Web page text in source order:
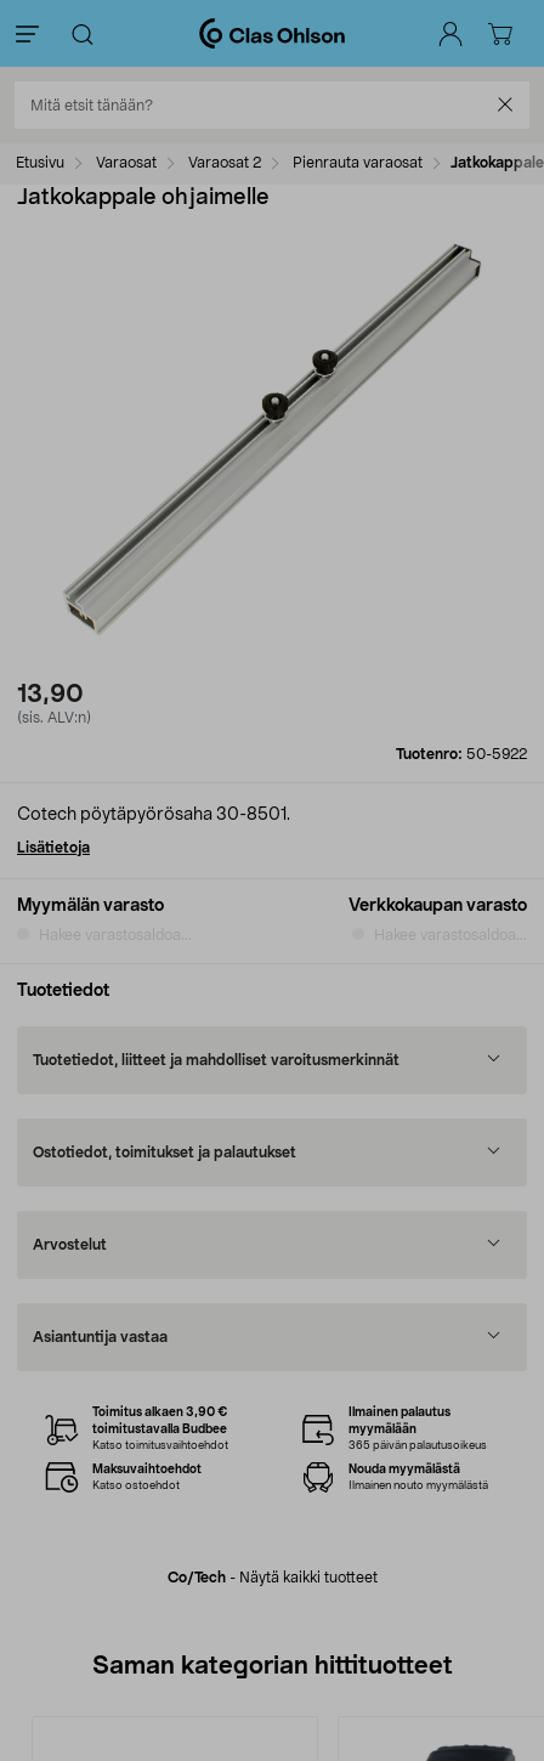
Etusivu Varaosat Varaosat 2 Pienrauta varaosat
Jatkokappale ohjaimelle
13,90
(sis. ALV:n)
Tuotenro: 50-5922
Myymälän varasto
Hakee varastosaldoa...
Verkkokaupan varasto
Hakee varastosaldoa...
Cotech pöytäpyörösaha 30-8501.
Lisätietoja
Tuotetiedot
Tuotetiedot, liitteet ja mahdolliset varoitusmerkinnät
Ostotiedot, toimitukset ja palautukset
Arvostelut
Asiantuntija vastaa
Co/tech- Näytä kaikki tuotteet
Toimitus alkaen 3,90 €
toimitustavalla Budbee
Katso toimitusvaihtoehdot
Ilmainen palautus
myymälään
365 päivän palautusoikeus
Maksuvaihtoehdot
Katso ostoehdot
Nouda myymälästä
Ilmainen nouto myymälästä
Saman kategorian hittituotteet